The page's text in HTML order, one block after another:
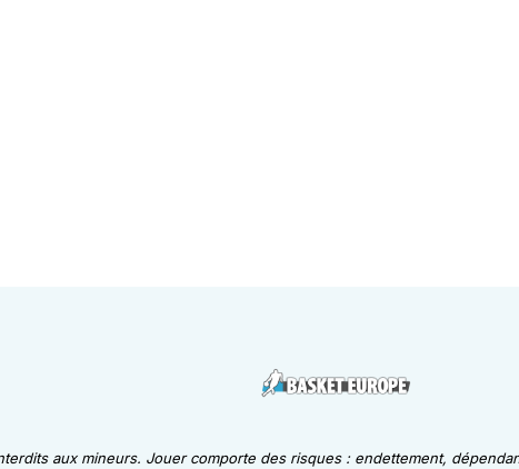
aux mineurs. Jouer comporte des risques : endettement,